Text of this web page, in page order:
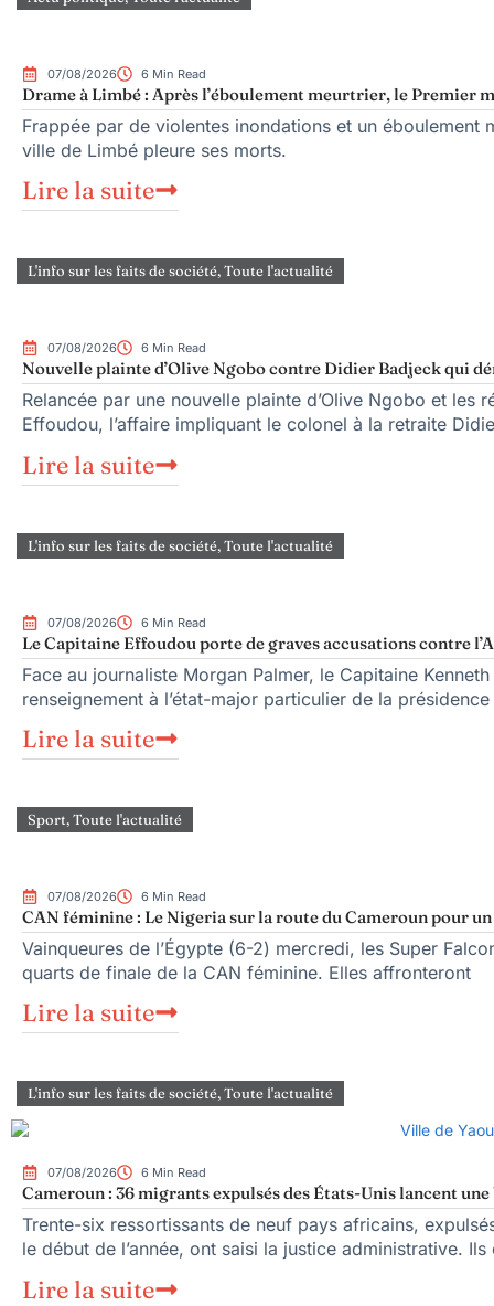
07/08/2026 6 Min Read
Drame à Limbé : Après l’éboulement meurtrier, le Premier
Frappée par de violentes inondations et un
ville de Limbé pleure ses morts.
Lire la suite
L'info sur les faits de société,Toute l'actualité
07/08/2026 6 Min Read
Nouvelle plainte d’Olive Ngobo contre Didier Badjeck qui
Relancée par une nouvelle plainte d’Olive Ngobo et les
Effoudou, l’affaire impliquant le colonel à la retraite
Lire la suite
L'info sur les faits de société,Toute l'actualité
07/08/2026 6 Min Read
Le Capitaine Effoudou porte de graves accusations contre
Face au journaliste Morgan Palmer, le Capitaine
renseignement à l’état-major particulier de la
Lire la suite
Sport,Toute l'actualité
07/08/2026 6 Min Read
CAN féminine : Le Nigeria sur la route du Cameroun pour
Vainqueures de l’Égypte (6-2) mercredi, les Super
quarts de finale de la CAN féminine. Elles affronteront
Lire la suite
L'info sur les faits de société,Toute l'actualité
07/08/2026 6 Min Read
Cameroun : 36 migrants expulsés des États-Unis lancent
Trente-six ressortissants de neuf pays africains,
le début de l’année, ont saisi la justice administrative. Ils
Lire la suite